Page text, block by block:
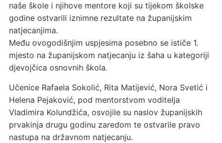
naše škole i njihove mentore koji su tijekom školske
godine ostvarili iznimne rezultate na županijskim
natjecanjima.
Među ovogodišnjim uspjesima posebno se ističe 1.
mjesto na županijskom natjecanju iz šaha u kategoriji
djevojčica osnovnih škola.
Učenice Rafaela Sokolić, Rita Matijević, Nora Svetić i
Helena Pejaković, pod mentorstvom voditelja
Vladimira Kolundžića, osvojile su naslov županijskih
prvakinja drugu godinu zaredom te ostvarile pravo
nastupa na državnom natjecanju.